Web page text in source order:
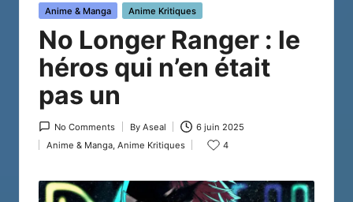
Posted
Anime & Manga Anime Kritiques
No Longer Ranger : le
héros qui n’en était
pas un
No Comments
Posted
by
By Aseal 6 juin 2025
Posted
Anime & Manga, Anime Kritiques 4